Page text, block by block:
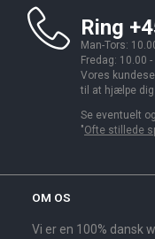
Ring
Man-Tors:
Fredag: 10.00
Vores
til at hjælpe
Se eventuelt
"Ofte stillede
OM OS
Vi er en 100% dansk